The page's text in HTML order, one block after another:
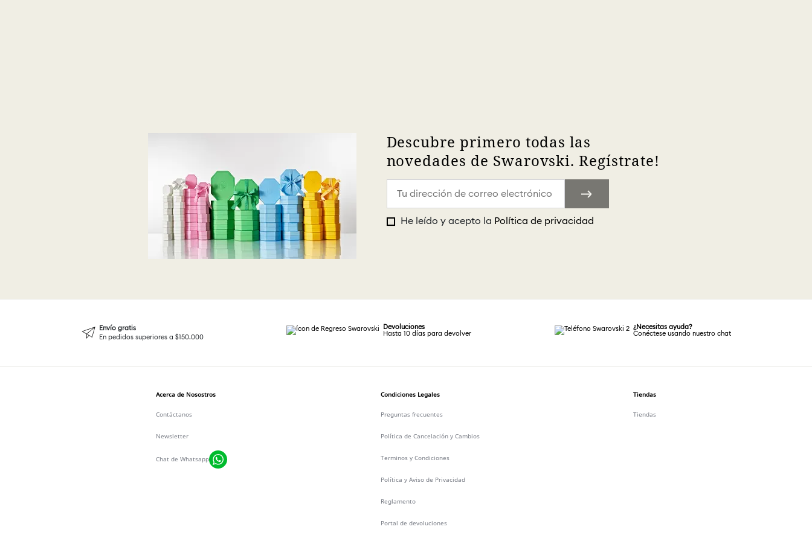
Descubre primero todas las
novedades de Swarovski. Regístrate!
He leído y acepto la Política de privacidad
Envío gratis
En pedidos superiores a $150.000
Devoluciones
Hasta 10 días para devolver
¿Necesitas ayuda?
Conéctese usando nuestro chat
Acerca de Nosostros
Contáctanos
Newsletter
Chat de Whatsapp
Condiciones Legales
Preguntas frecuentes
Política de Cancelación y Cambios
Terminos y Condiciones
Política y Aviso de Privacidad
Reglamento
Portal de devoluciones
Tiendas
Tiendas